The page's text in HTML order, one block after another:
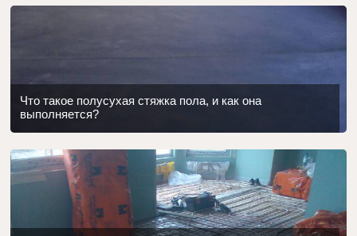
Что такое полусухая стяжка пола, и как она
выполняется?